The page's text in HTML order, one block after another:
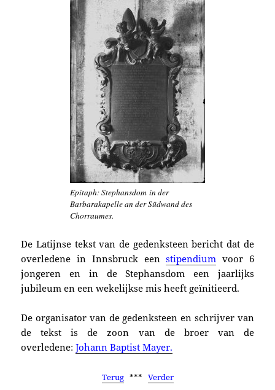
Epitaph: Stephansdom in der
Barbarakapelle an der Südwand des
Chorraumes.
De Latijnse tekst van de gedenksteen bericht dat de
overledene in Innsbruck een stipendium voor 6
jongeren en in de Stephansdom een jaarlijks
jubileum en een wekelijkse mis heeft geïnitieerd.
De organisator van de gedenksteen en schrijver van
de tekst is de zoon van de broer van de
overledene:Johann Baptist Mayer.
Terug *** Verder